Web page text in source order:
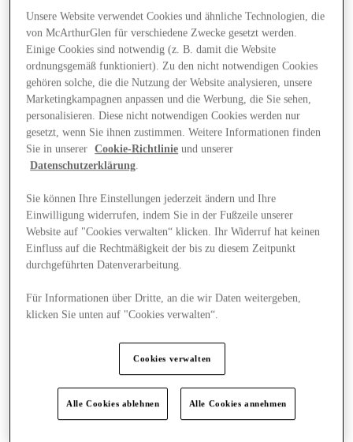
News
Unsere Website verwendet Cookies und ähnliche Technologien, die
von McArthurGlen für verschiedene Zwecke gesetzt werden.
Einige Cookies sind notwendig (z. B. damit die Website
ordnungsgemäß funktioniert). Zu den nicht notwendigen Cookies
gehören solche, die die Nutzung der Website analysieren, unsere
Marketingkampagnen anpassen und die Werbung, die Sie sehen,
personalisieren. Diese nicht notwendigen Cookies werden nur
gesetzt, wenn Sie ihnen zustimmen. Weitere Informationen finden
Sie in unserer
Cookie-Richtlinie und unserer
Datenschutzerklärung.
Sie können Ihre Einstellungen jederzeit ändern und Ihre
Einwilligung widerrufen, indem Sie in der Fußzeile unserer
Website auf "Cookies verwalten“ klicken. Ihr Widerruf hat keinen
Einfluss auf die Rechtmäßigkeit der bis zu diesem Zeitpunkt
durchgeführten Datenverarbeitung.
Für Informationen über Dritte, an die wir Daten weitergeben,
klicken Sie unten auf "Cookies verwalten“.
Cookies verwalten
Alle Cookies ablehnen Alle Cookies annehmen